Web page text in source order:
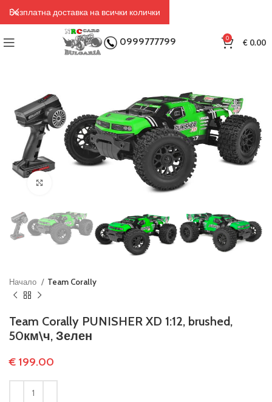
0999777799 0 €0.00
Начало Team Corally
Team Corally PUNISHER XD 1:12, brushed,
50км\ч, Зелен
€ 199.00
Безплатна доставка на всички колички